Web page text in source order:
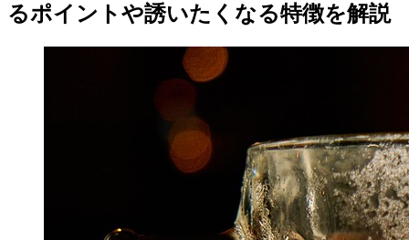
るポイントや誘いたくなる特徴を解説